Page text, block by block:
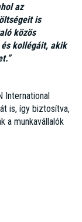
az
is
közös
kollégáit, akik
International
is, így biztosítva,
a munkavállalók